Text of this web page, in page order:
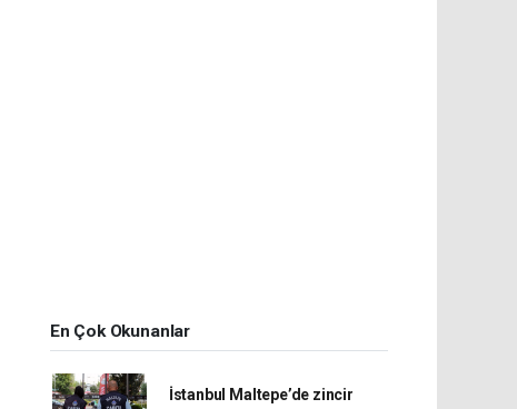
En Çok Okunanlar
İstanbul Maltepe’de zincir